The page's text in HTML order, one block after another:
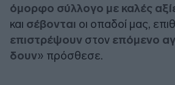
όμορφο σύλλογο με καλές
και σέβονται οι οπαδοί μας,
επιστρέψουν στον επόμενο
δουν» πρόσθεσε.